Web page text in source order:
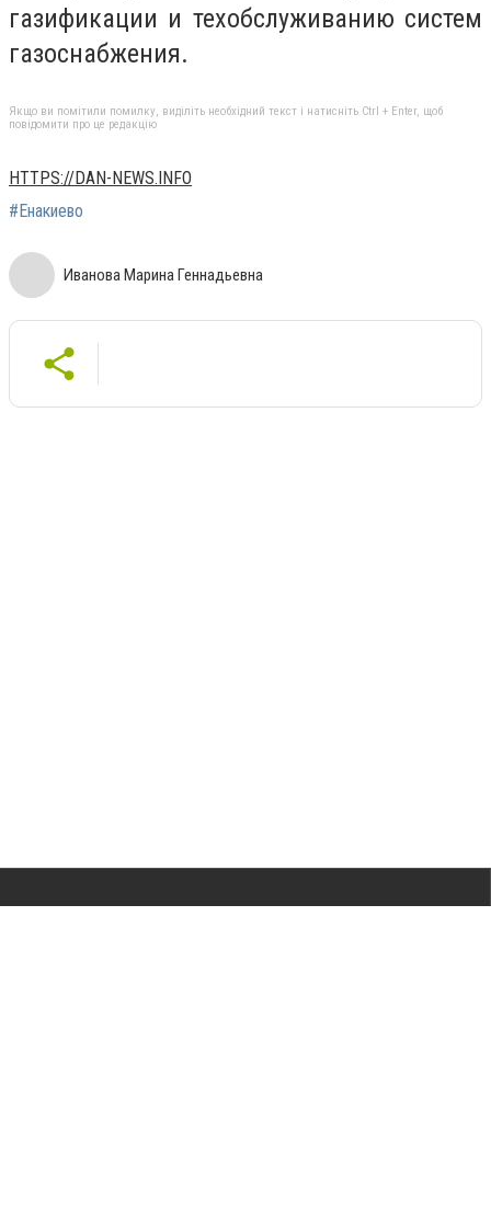
газификации и техобслуживанию систем
газоснабжения.
Якщо ви помітили помилку, виділіть необхідний текст і натисніть Ctrl + Enter, щоб
повідомити про це редакцію
HTTPS://DAN-NEWS.INFO
#Енакиево
Иванова Марина Геннадьевна